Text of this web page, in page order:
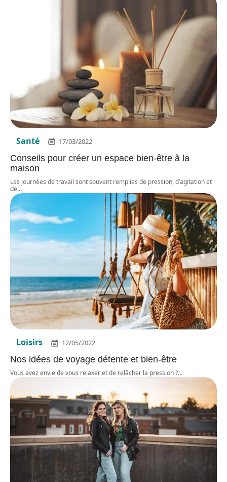
Santé 17/03/2022
Conseils pour créer un espace bien-être à la
maison
Les journées de travail sont souvent remplies de pression, d’agitation et
de…
Loisirs 12/05/2022
Nos idées de voyage détente et bien-être
Vous avez envie de vous relaxer et de relâcher la pression ?…